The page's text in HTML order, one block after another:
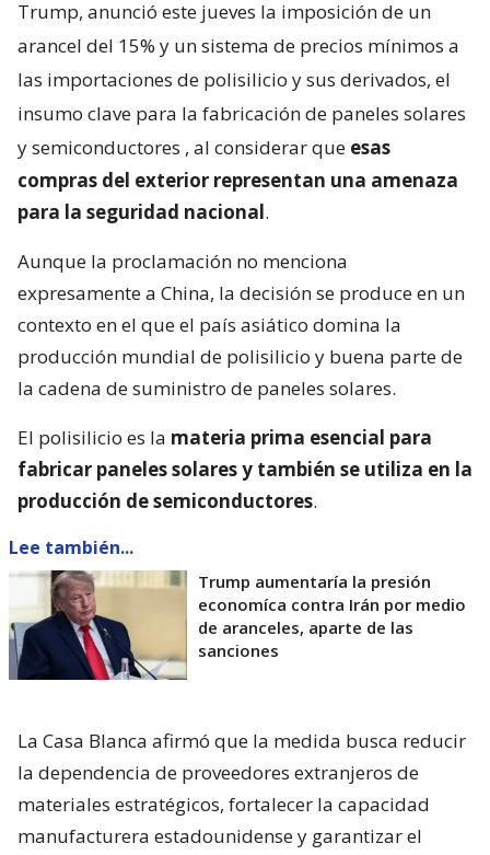
Trump, anunció este jueves la imposición de un
arancel del 15% y un sistema de precios mínimos a
las importaciones de polisilicio y sus derivados, el
insumo clave para la fabricación de paneles solares
y semiconductores , al considerar que esas
compras del exterior representan una amenaza
para la seguridad nacional.
Aunque la proclamación no menciona
expresamente a China, la decisión se produce en un
contexto en el que el país asiático domina la
producción mundial de polisilicio y buena parte de
la cadena de suministro de paneles solares.
El polisilicio es la materia prima esencial para
fabricar paneles solares y también se utiliza en la
producción de semiconductores.
Lee también...
Trump aumentaría la presión
economíca contra Irán por medio
de aranceles, aparte de las
sanciones
La Casa Blanca afirmó que la medida busca reducir
la dependencia de proveedores extranjeros de
materiales estratégicos, fortalecer la capacidad
manufacturera estadounidense y garantizar el